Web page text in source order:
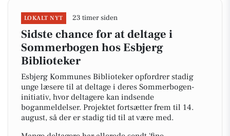
LOKALT NYT 23 timer siden
Sidste chance for at deltage i
Sommerbogen hos Esbjerg
Biblioteker
Esbjerg Kommunes Biblioteker opfordrer stadig
unge læsere til at deltage i deres Sommerbogen-
initiativ, hvor deltagere kan indsende
boganmeldelser. Projektet fortsætter frem til 14.
august, så der er stadig tid til at være med.